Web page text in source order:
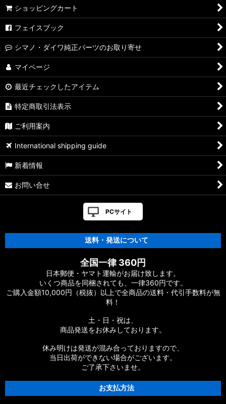
ショッピングカート
フェイスブック
シマノ・ダイワ純正パーツのお取り寄せ
マイページ
最近チェックしたアイテム
特定商取引法表示
ご利用案内
International shipping guide
新着情報
お問い合せ
PCサイト
送料・発送について
全国一律 360円
日本郵便・ヤマト運輸がお届け致します。
いくつ商品を同梱されても、一律360円です。
ご購入金額10,000円（税抜）以上で全商品の送料・代引手数料が無
料！
土・日・祝は、
商品発送をお休みしております。
休み明けは発送が混み合っておりますので、
当日出荷ができない場合がございます。
ご了承下さいませ。
お支払方法